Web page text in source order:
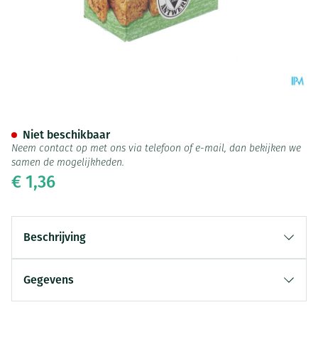
€ 1,36
Niet beschikbaar
Neem contact op met ons via telefoon of e-mail, dan bekijken we
samen de mogelijkheden.
Beschrijving
Gegevens